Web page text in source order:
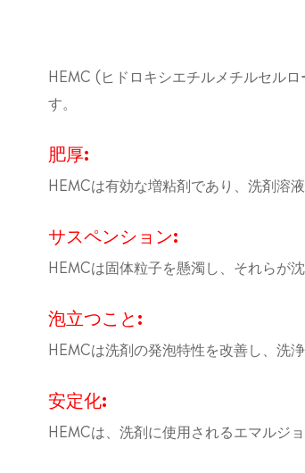
HEMC (ヒドロキシエチルメチルセル
す。
肥厚:
HEMCは有効な増粘剤であり、洗剤溶
サスペンション:
HEMCは固体粒子を懸濁し、それらが
泡立つこと:
HEMCは洗剤の発泡特性を改善し、洗
安定化:
HEMCは、洗剤に使用されるエマルジ